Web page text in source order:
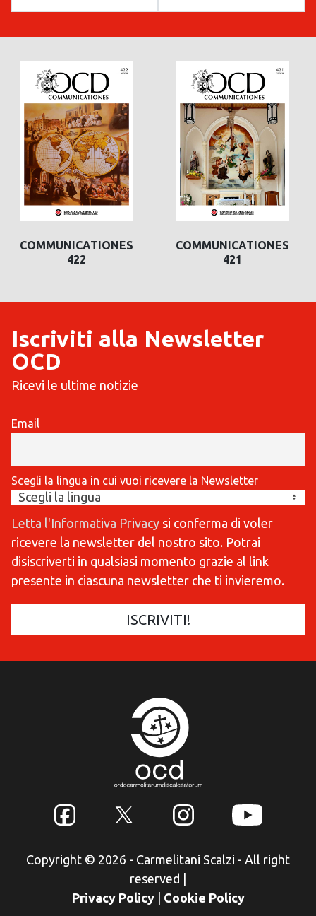
COMMUNICATIONES
421
COMMUNICATIONES
420
Iscriviti alla Newsletter
OCD
Ricevi le ultime notizie
Email
Scegli la lingua in cui vuoi ricevere la Newsletter
Letta l'Informativa Privacy si conferma di voler
ricevere la newsletter del nostro sito. Potrai
disiscriverti in qualsiasi momento grazie al link
presente in ciascuna newsletter che ti invieremo.
Copyright © 2026 - Carmelitani Scalzi - All right
reserved
Privacy Policy
Cookie Policy